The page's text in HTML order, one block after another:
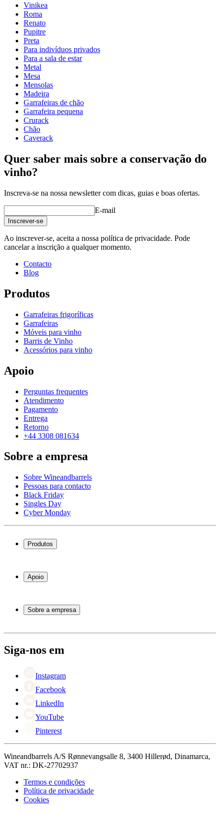
Modular
acabamento
Garrafas
Número de garrafas (Bordeaux)
tipo de garrafaBorgonha
Dimensões (LxAxP cm)
Altura (cm)
Largura (cm)
profundidade (cm)32
Peso (kg)34
Vinikea
Roma
Renato
Pupitre
Preta
Para indivíduos privados
Para a sala de estar
Metal
Mesa
Mensolas
Madeira
Garrafeiras de chão
Garrafeira pequena
Crurack
Chão
Caverack
Quer saber mais sobre a conservação do
vinho?
Inscreva-se na nossa newsletter com dicas, guias e boas ofertas.
E-mail
Inscrever-se
Ao inscrever-se, aceita a nossa política de privacidade. Pode
cancelar a inscrição a qualquer momento.
Contacto
Blog
Produtos
Garrafeiras frigoríficas
Garrafeiras
Móveis para vinho
Barris de Vinho
Acessórios para vinho
Apoio
Perguntas frequentes
Atendimento
Pagamento
Entrega
Retorno
+44 3308 081634
Sobre a empresa
Sobre Wineandbarrels
Pessoas para contacto
Black Friday
Singles Day
Cyber Monday
Produtos
Garrafeiras
Móveis para vinho
Apoio
Atendimento
Pagamento
Retorno
Sobre a empresa
Black Friday
Singles Day
Siga-nos em
Instagram
Facebook
LinkedIn
YouTube
Pinterest
Wineandbarrels A/S Rønnevangsalle 8, 3400 Hillerød, Dinamarca,
VAT nr.: DK-27702937
Termos e condições
Política de privacidade
Cookies